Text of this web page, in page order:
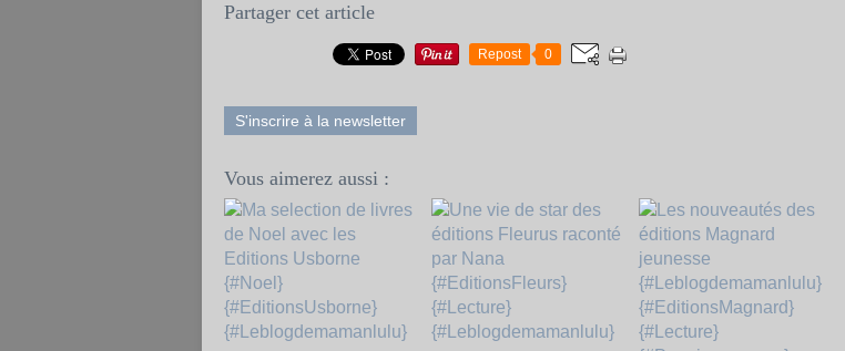
Partager cet article
Repost 0
S'inscrire à la newsletter
Vous aimerez aussi :